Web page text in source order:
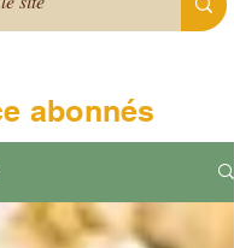
abonnés